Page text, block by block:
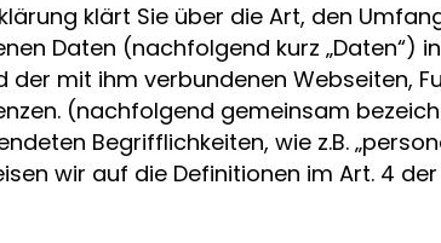
klärt Sie über die Art, den
Daten (nachfolgend kurz „Daten“)
der mit ihm verbundenen Webseiten,
(nachfolgend gemeinsam
Begrifflichkeiten, wie z.B.
wir auf die Definitionen im Art. 4